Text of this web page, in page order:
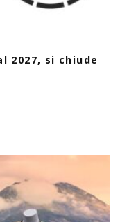
2027, si chiude